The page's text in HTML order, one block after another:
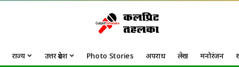
राज्य उत्तर प्रदेश Photo Stories अपराध लेख मनोरंजन